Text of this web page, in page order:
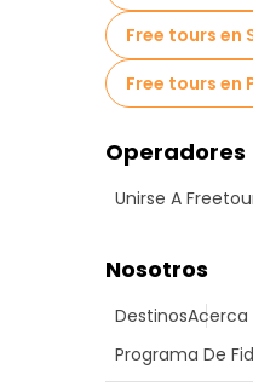
Free tours en
Free tours en
Operadores
Unirse A
Nosotros
DestinosAcerca
Programa De